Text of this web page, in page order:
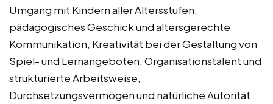
Umgang mit Kindern aller Altersstufen,
pädagogisches Geschick und altersgerechte
Kommunikation, Kreativität bei der Gestaltung von
Spiel- und Lernangeboten, Organisationstalent und
strukturierte Arbeitsweise,
Durchsetzungsvermögen und natürliche Autorität,